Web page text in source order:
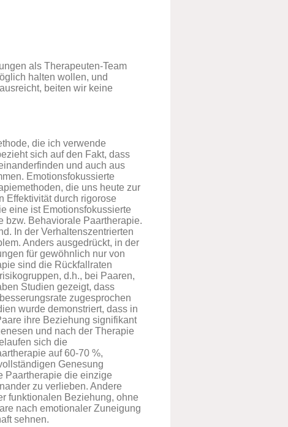
als Therapeuten-Team
halten wollen, und
beiten wir keine
die ich verwende
sich auf den Fakt, dass
und auch aus
Emotionsfokussierte
die uns heute zur
Effektivität durch rigorose
eine ist Emotionsfokussierte
bzw. Behaviorale Paartherapie.
In der Verhaltenszentrierten
Anders ausgedrückt, in der
für gewöhnlich nur von
sind die Rückfallraten
d.h., bei Paaren,
Studien gezeigt, dass
zugesprochen
wurde demonstriert, dass in
ihre Beziehung signifikant
und nach der Therapie
sich die
auf 60-70 %,
Genesung
Paartherapie die einzige
zu verlieben. Andere
funktionalen Beziehung, ohne
nach emotionaler Zuneigung
sehnen.